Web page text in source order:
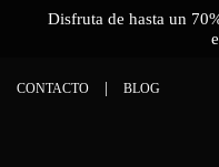
Disfruta de hasta un
CONTACTO BLOG